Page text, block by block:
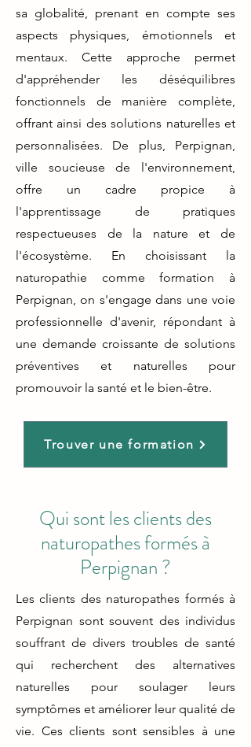
sa globalité, prenant en compte ses
aspects physiques, émotionnels et
mentaux. Cette approche permet
d'appréhender les déséquilibres
fonctionnels de manière complète,
offrant ainsi des solutions naturelles et
personnalisées. De plus, Perpignan,
ville soucieuse de l'environnement,
offre un cadre propice à
l'apprentissage de pratiques
respectueuses de la nature et de
l'écosystème. En choisissant la
naturopathie comme formation à
Perpignan, on s'engage dans une voie
professionnelle d'avenir, répondant à
une demande croissante de solutions
préventives et naturelles pour
promouvoir la santé et le bien-être.
Trouver une formation
Qui sont les clients des
naturopathes formés à
Perpignan ?
Les clients des naturopathes formés à
Perpignan sont souvent des individus
souffrant de divers troubles de santé
qui recherchent des alternatives
naturelles pour soulager leurs
symptômes et améliorer leur qualité de
vie. Ces clients sont sensibles à une